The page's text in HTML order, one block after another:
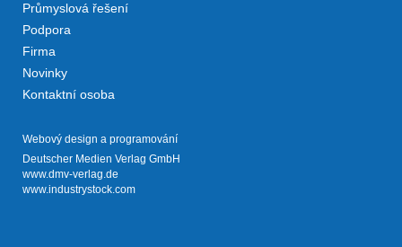
Průmyslová řešení
Podpora
Firma
Novinky
Kontaktní osoba
Webový design a programování
Deutscher Medien Verlag GmbH
www.dmv-verlag.de
www.industrystock.com